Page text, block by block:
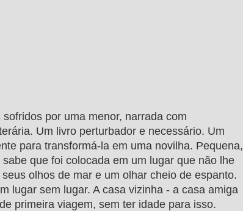
por uma menor, narrada com
Um livro perturbador e necessário. Um
para transformá-la em uma novilha. Pequena,
que foi colocada em um lugar que não lhe
olhos de mar e um olhar cheio de espanto.
lugar sem lugar. A casa vizinha - a casa amiga
primeira viagem, sem ter idade para isso.